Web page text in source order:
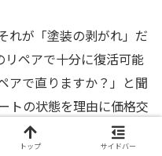
れが「塗装の剥がれ」だ
リペアで十分に復活可能
アで直りますか？」と聞
トの状態を理由に価格交
依頼したりするのも中古
トップ サイドバー